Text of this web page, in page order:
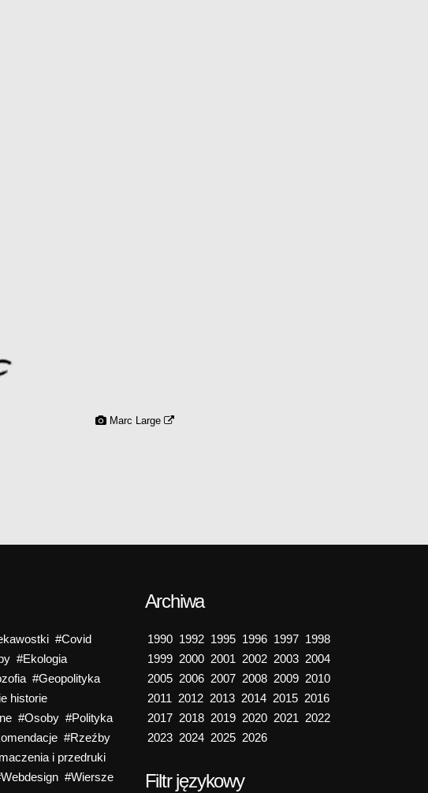
Marc Large
#Covid
#Ekologia
#Geopolityka
historie
#Osoby #Polityka
#Rzeźby
i przedruki
#Wiersze
Archiwa
1990 1992 1995 1996 1997 1998
1999 2000 2001 2002 2003 2004
2005 2006 2007 2008 2009 2010
2011 2012 2013 2014 2015 2016
2017 2018 2019 2020 2021 2022
2023 2024 2025 2026
Filtr językowy